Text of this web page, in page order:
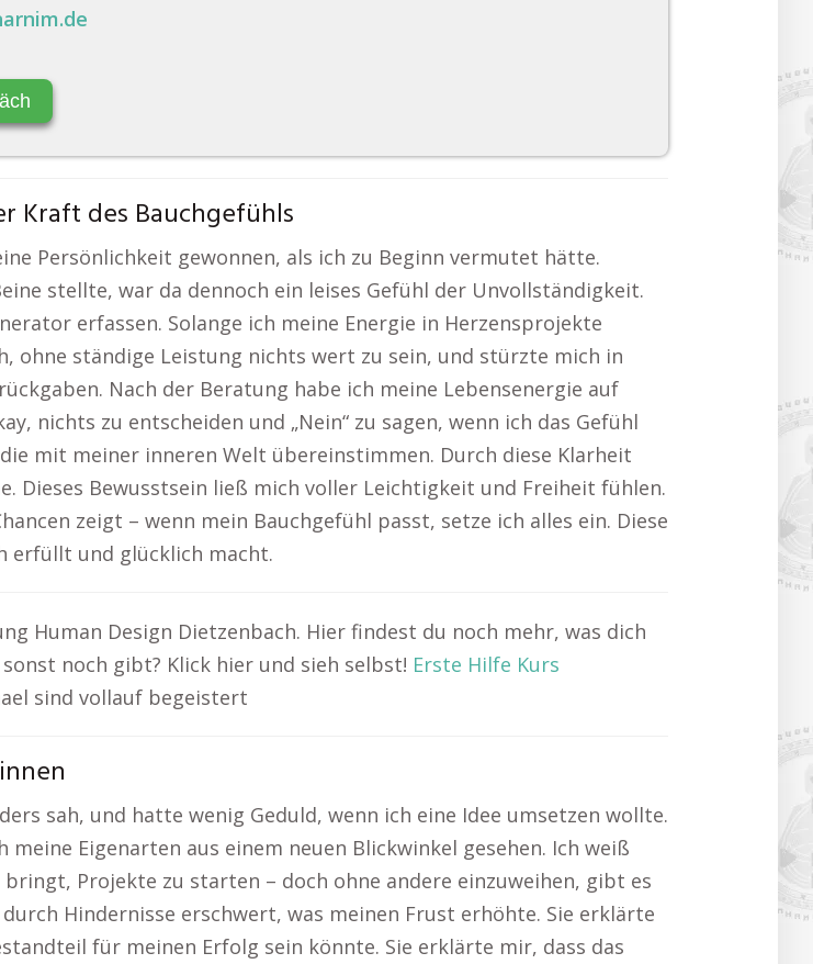
Kraft des Bauchgefühls
Persönlichkeit gewonnen, als ich zu Beginn vermutet hätte.
stellte, war da dennoch ein leises Gefühl der Unvollständigkeit.
erfassen. Solange ich meine Energie in Herzensprojekte
ohne ständige Leistung nichts wert zu sein, und stürzte mich in
Nach der Beratung habe ich meine Lebensenergie auf
nichts zu entscheiden und „Nein“ zu sagen, wenn ich das Gefühl
mit meiner inneren Welt übereinstimmen. Durch diese Klarheit
Dieses Bewusstsein ließ mich voller Leichtigkeit und Freiheit fühlen.
zeigt – wenn mein Bauchgefühl passt, setze ich alles ein. Diese
erfüllt und glücklich macht.
Human Design Dietzenbach. Hier findest du noch mehr, was dich
sonst noch gibt? Klick hier und sieh selbst! Erste Hilfe Kurs
sind vollauf begeistert
sah, und hatte wenig Geduld, wenn ich eine Idee umsetzen wollte.
Eigenarten aus einem neuen Blickwinkel gesehen. Ich weiß
Projekte zu starten – doch ohne andere einzuweihen, gibt es
Hindernisse erschwert, was meinen Frust erhöhte. Sie erklärte
für meinen Erfolg sein könnte. Sie erklärte mir, dass das